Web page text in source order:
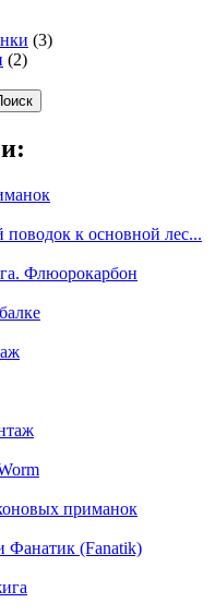
(3)
(2)
поводок к основной лес...
Флюорокарбон
приманок
Фанатик (Fanatik)